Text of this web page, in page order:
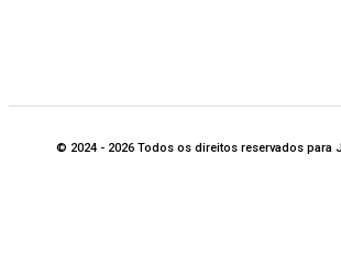
© 2024 - 2026 Todos os direitos reservados para